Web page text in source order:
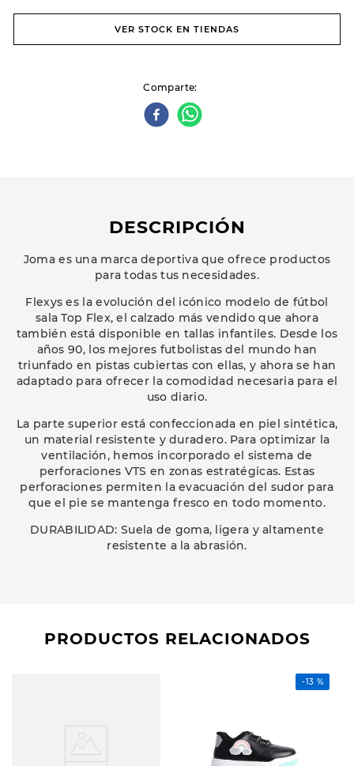
VER STOCK EN TIENDAS
Comparte
DESCRIPCIÓN
Joma es una marca deportiva que ofrece productos
para todas tus necesidades.
Flexys es la evolución del icónico modelo de fútbol
sala Top Flex, el calzado más vendido que ahora
también está disponible en tallas infantiles. Desde los
años 90, los mejores futbolistas del mundo han
triunfado en pistas cubiertas con ellas, y ahora se han
adaptado para ofrecer la comodidad necesaria para el
uso diario.
La parte superior está confeccionada en piel sintética,
un material resistente y duradero. Para optimizar la
ventilación, hemos incorporado el sistema de
perforaciones VTS en zonas estratégicas. Estas
perforaciones permiten la evacuación del sudor para
que el pie se mantenga fresco en todo momento.
DURABILIDAD: Suela de goma, ligera y altamente
resistente a la abrasión.
PRODUCTOS RELACIONADOS
-13 %